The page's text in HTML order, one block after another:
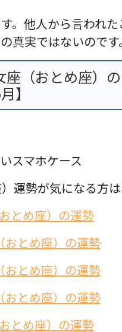
。他人から言われ
真実ではないのです。
座（おとめ座）
】
スマホケース
運勢が気になる方は
とめ座）の運勢
おとめ座）の運勢
おとめ座）の運勢
おとめ座）の運勢
とめ座）の運勢